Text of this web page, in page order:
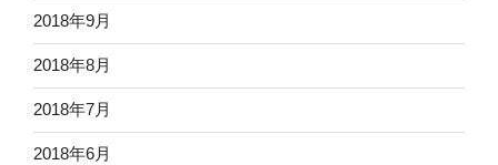
2018年9月
2018年8月
2018年7月
2018年6月